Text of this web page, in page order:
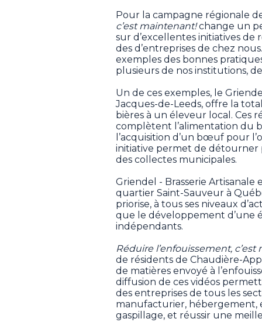
Pour la campagne régionale
c’est maintenant!change un
sur d’excellentes initiatives
des d’entreprises de chez
exemples des bonnes
plusieurs de nos institutions,
Un de ces exemples, le
Jacques-de-Leeds, offre la
bières à un éleveur local. Ces
complètent l’alimentation du
l’acquisition d’un bœuf pour
initiative permet de détourner
des collectes municipales.
Griendel - Brasserie Artisanale
quartier Saint-Sauveur à
priorise, à tous ses niveaux
que le développement d’une
indépendants.
Réduire l’enfouissement,
de résidents de Chaudière-
de matières envoyé à
diffusion de ces vidéos
des entreprises de tous les
manufacturier, hébergement,
gaspillage, et réussir une